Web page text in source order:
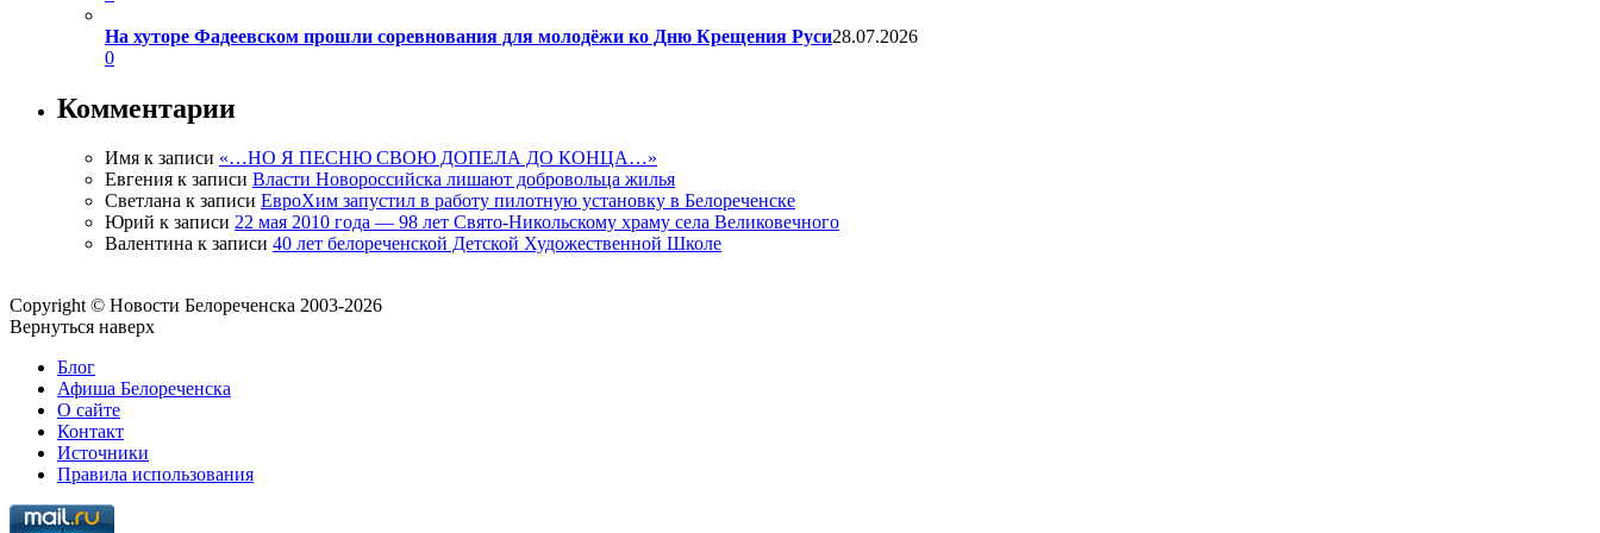
На хуторе Фадеевском прошли соревнования для молодёжи ко Дню Крещения Руси28.07.2026
0
Комментарии
Имя к записи «…НО Я ПЕСНЮ СВОЮ ДОПЕЛА ДО КОНЦА…»
Евгения к записи Власти Новороссийска лишают добровольца жилья
Светлана к записи ЕвроХим запустил в работу пилотную установку в Белореченске
Юрий к записи 22 мая 2010 года — 98 лет Свято-Никольскому храму села Великовечного
Валентина к записи 40 лет белореченской Детской Художественной Школе
Copyright © Новости Белореченска 2003-2026
Вернуться наверх
Блог
Афиша Белореченска
О сайте
Контакт
Источники
Правила использования